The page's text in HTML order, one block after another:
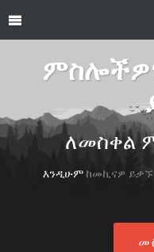
ለመስቀል
እንዲሁም ከመኪናዎ ይቃኙ